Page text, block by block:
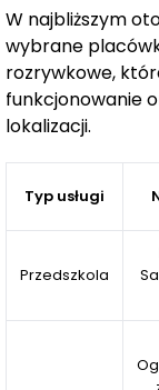
rozwoju miasta
Szrenica ski
Centrum
Blisko trasy
Blisko trasy
Spokojna
Widok na
Strefa
W najbliższym
wybrane
rozrywkowe,
funkcjonowanie
lokalizacji.
Typ usługi
Przedszkola